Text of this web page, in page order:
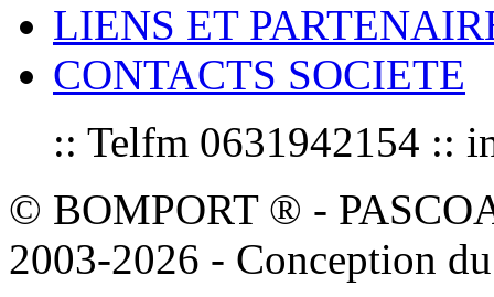
LIENS ET
CONTACTS SOCIETE
:: Telfm 0631942154 ::
© BOMPORT ® -
2003-2026 - Conception